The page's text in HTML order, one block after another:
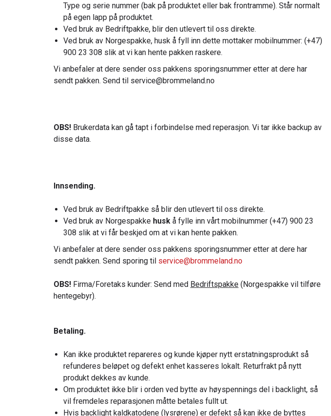
Type og serie nummer (bak på produktet eller bak frontramme). Står normalt
på egen lapp på produktet.
Ved bruk av Bedriftpakke, blir den utlevert til oss direkte.
Ved bruk av Norgespakke, husk å fyll inn dette mottaker mobilnummer: (+47)
900 23 308 slik at vi kan hente pakken raskere.
Vi anbefaler at dere sender oss pakkens sporingsnummer etter at dere har
sendt pakken. Send til service@brommeland.no
OBS! Brukerdata kan gå tapt i forbindelse med reperasjon. Vi tar ikke backup av
disse data.
Innsending.
Ved bruk av Bedriftpakke så blir den utlevert til oss direkte.
Ved bruk av Norgespakke husk å fylle inn vårt mobilnummer (+47) 900 23
308 slik at vi får beskjed om at vi kan hente pakken.
Vi anbefaler at dere sender oss pakkens sporingsnummer etter at dere har
sendt pakken. Send sporing til service@brommeland.no
OBS! Firma/Foretaks kunder: Send med Bedriftspakke (Norgespakke vil tilføre
hentegebyr).
Betaling.
Kan ikke produktet repareres og kunde kjøper nytt erstatningsprodukt så
refunderes beløpet og defekt enhet kasseres lokalt. Returfrakt på nytt
produkt dekkes av kunde.
Om produktet ikke blir i orden ved bytte av høyspennings del i backlight, så
vil fremdeles reparasjonen måtte betales fullt ut.
Hvis backlight kaldkatodene (lysrørene) er defekt så kan ikke de byttes